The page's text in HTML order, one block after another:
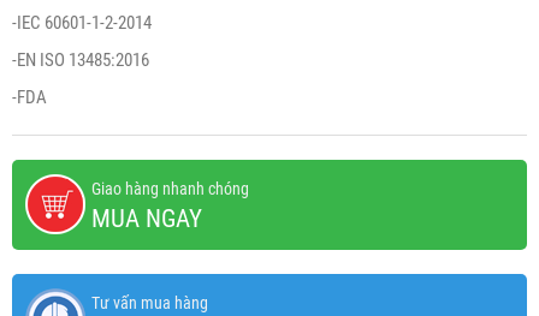
-IEC 60601-1-2-2014
-EN ISO 13485:2016
-FDA
Giao hàng nhanh chóng
MUA NGAY
Tư vấn mua hàng